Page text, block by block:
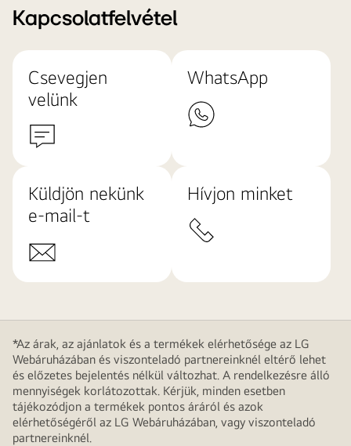
Kapcsolatfelvétel
Csevegjen
velünk
WhatsApp
Küldjön nekünk
e-mail-t
Hívjon minket
*Az árak, az ajánlatok és a termékek elérhetősége az LG
Webáruházában és viszonteladó partnereinknél eltérő lehet
és előzetes bejelentés nélkül változhat. A rendelkezésre álló
mennyiségek korlátozottak. Kérjük, minden esetben
tájékozódjon a termékek pontos áráról és azok
elérhetőségéről az LG Webáruházában, vagy viszonteladó
partnereinknél.